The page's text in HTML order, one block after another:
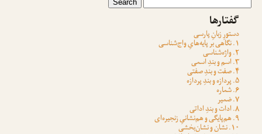
گفتارها
دستورِ زبانِ پارسی
۱. نگاهی بر پایه‌هایِ واج‌شناسی
۲. واژه‌شناسی
۳. اسم و بندِ اسمی
۴. صفت و بندِ صفتی
۵. پردازه و بندِ پردازه
۶. شماره
۷. ضمیر
۸. ادات و بندِ اداتی
۹. هم‌پایگی و هم‌نشانیِ زنجیره‌ای
۱۰. نشان و نشان‌بخشی